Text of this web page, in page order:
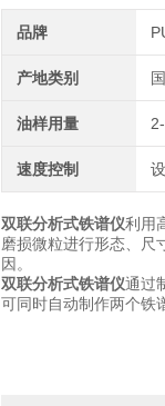
品牌
产地类别
油样用量
速度控制
双联分析式铁谱仪利用
磨损微粒进行形态、尺
因。
双联分析式铁谱仪通过
可同时自动制作两个铁